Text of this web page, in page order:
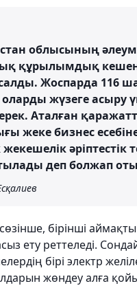
облысының
құрылымдық
Жоспарда 116
жүзеге асыру
Аталған
жеке бизнес
әріптестік
деп болжап
бірінші
ету реттеледі.
бірі электр
жөндеу алға